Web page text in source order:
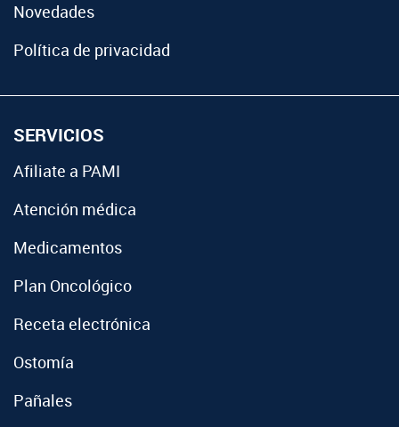
Novedades
Política de privacidad
SERVICIOS
Afiliate a PAMI
Atención médica
Medicamentos
Plan Oncológico
Receta electrónica
Ostomía
Pañales